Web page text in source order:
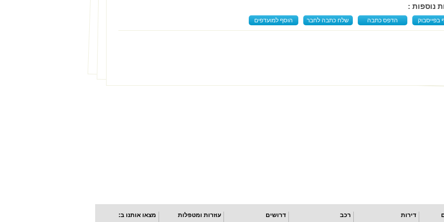
נוספות :
בפייסבוק הדפס כתבה שלח כתבה לחבר הוסף למועדפים
דירות רכב דרושים עוזרות ומטפלות מצאו אותנו ב: